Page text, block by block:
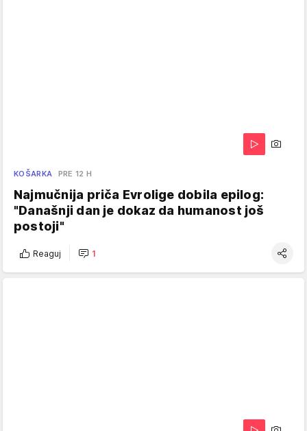
KOŠARKA PRE 12 H
Najmučnija priča Evrolige dobila epilog:
"Današnji dan je dokaz da humanost još
postoji"
Reaguj 1